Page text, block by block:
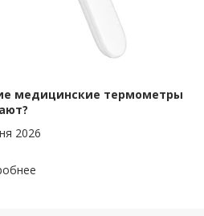
медицинские термометры
2026